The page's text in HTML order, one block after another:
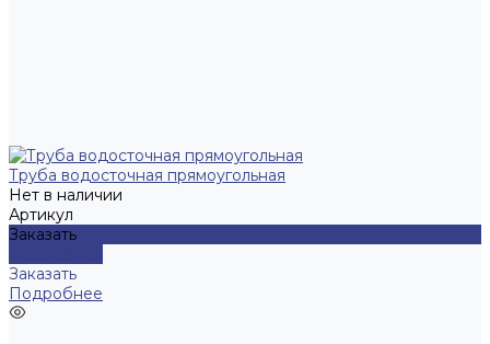
Труба водосточная прямоугольная
Нет в наличии
Артикул
Заказать
Заказать
Подробнее